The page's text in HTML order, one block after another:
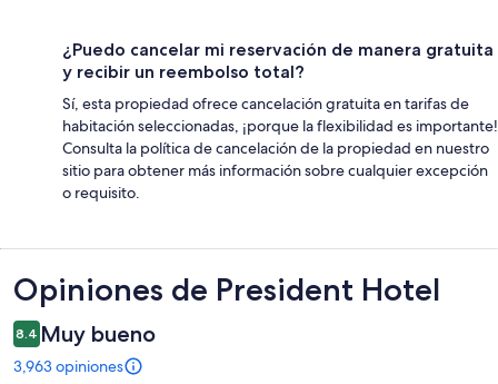
¿Puedo cancelar mi reservación de manera gratuita
y recibir un reembolso total?
Sí, esta propiedad ofrece cancelación gratuita en tarifas de
habitación seleccionadas, ¡porque la flexibilidad es importante!
Consulta la política de cancelación de la propiedad en nuestro
sitio para obtener más información sobre cualquier excepción
o requisito.
Opiniones
Opiniones de President Hotel
8.4 Muy bueno
3,963 opiniones